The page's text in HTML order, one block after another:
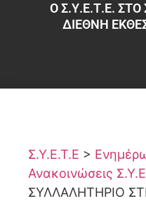
Ο Σ.Υ.Ε.Τ.Ε.
ΔΙΕΘΝΗ
Σ.Υ.Ε.Τ.Ε >
Ανακοινώσεις
ΣΥΛΛΑΛΗΤΗΡΙΟ